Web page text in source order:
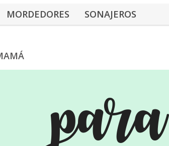
MORDEDORES SONAJEROS